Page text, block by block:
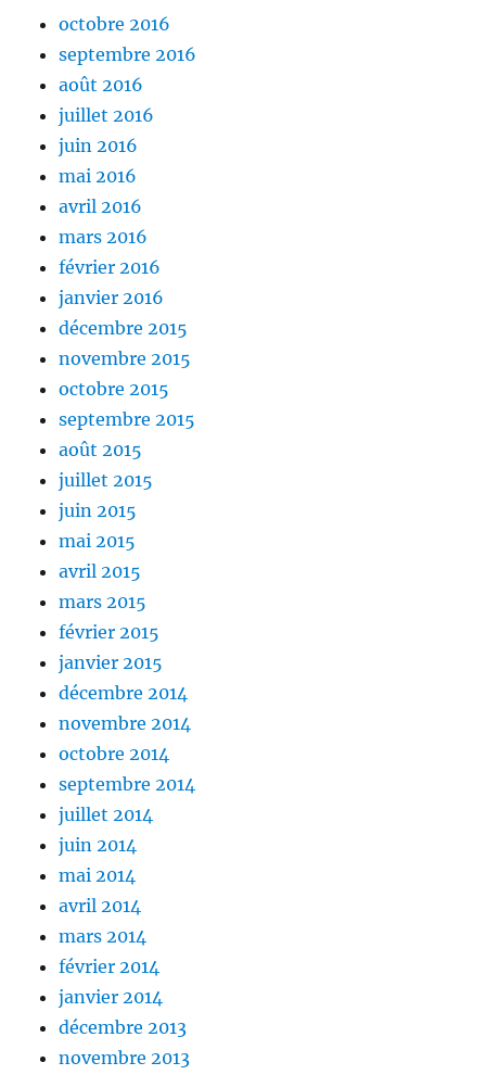
octobre 2016
septembre 2016
août 2016
juillet 2016
juin 2016
mai 2016
avril 2016
mars 2016
février 2016
janvier 2016
décembre 2015
novembre 2015
octobre 2015
septembre 2015
août 2015
juillet 2015
juin 2015
mai 2015
avril 2015
mars 2015
février 2015
janvier 2015
décembre 2014
novembre 2014
octobre 2014
septembre 2014
juillet 2014
juin 2014
mai 2014
avril 2014
mars 2014
février 2014
janvier 2014
décembre 2013
novembre 2013